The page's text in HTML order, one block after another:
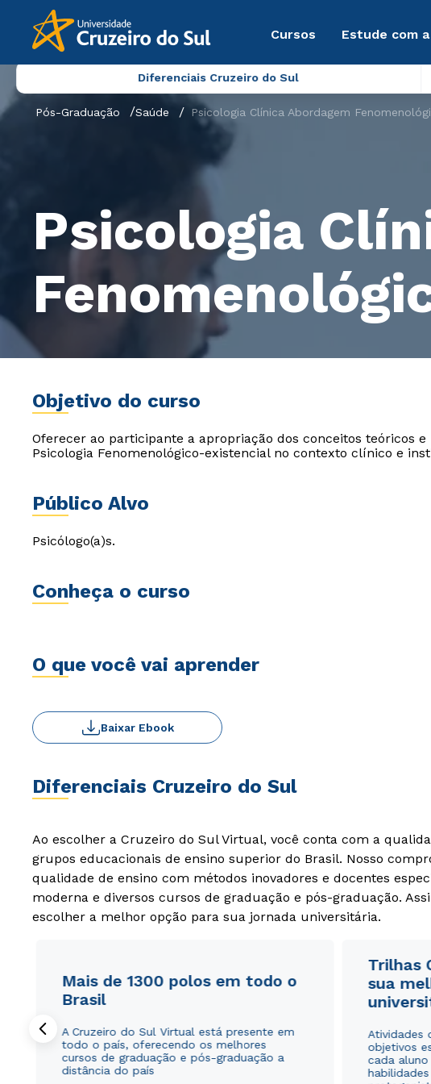
Cursos Estude com
Diferenciais Cruzeiro do Sul
Pós-Graduação Saúde Psicologia Clínica Abordagem
Psicologia
Objetivo do curso
Oferecer ao participante a apropriação dos conceitos teóricos
Psicologia Fenomenológico-existencial no contexto clínico e
Público Alvo
Psicólogo(a)s.
Conheça o curso
O que você vai aprender
Baixar Ebook
Diferenciais Cruzeiro do Sul
Ao escolher a Cruzeiro do Sul Virtual, você conta com a
grupos educacionais de ensino superior do Brasil. Nosso
qualidade de ensino com métodos inovadores e docentes
moderna e diversos cursos de graduação e pós-graduação.
escolher a melhor opção para sua jornada universitária.
Mais de 1300 polos em todo o
Brasil
A Cruzeiro do Sul Virtual está presente em
todo o país, oferecendo os melhores
cursos de graduação e pós-graduação a
distância do país
Trilhas
sua
Atividades
objetivos
cada